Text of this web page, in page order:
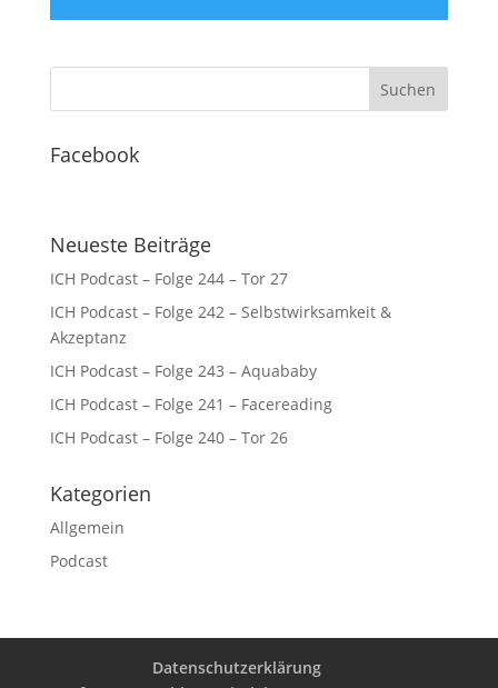
Facebook
Neueste Beiträge
ICH Podcast – Folge 244 – Tor 27
ICH Podcast – Folge 242 – Selbstwirksamkeit &
Akzeptanz
ICH Podcast – Folge 243 – Aquababy
ICH Podcast – Folge 241 – Facereading
ICH Podcast – Folge 240 – Tor 26
Kategorien
Allgemein
Podcast
Datenschutzerklärung